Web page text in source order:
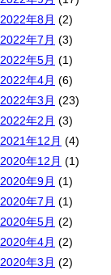
2022年8月 (2)
2022年7月 (3)
2022年5月 (1)
2022年4月 (6)
2022年3月 (23)
2022年2月 (3)
2021年12月 (4)
2020年12月 (1)
2020年9月 (1)
2020年7月 (1)
2020年5月 (2)
2020年4月 (2)
2020年3月 (2)